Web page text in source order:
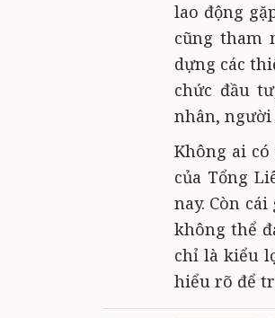
lao động
cũng tham
dựng các
chức đầu
nhân, người
Không ai
của Tổng
nay. Còn
không thể
chỉ là kiểu
hiểu rõ để